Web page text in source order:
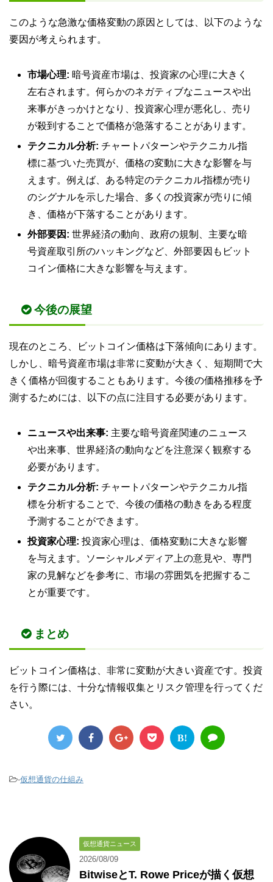
このような急激な価格変動の原因としては、以下のような
要因が考えられます。
市場心理: 暗号資産市場は、投資家の心理に大きく
左右されます。何らかのネガティブなニュースや出
来事がきっかけとなり、投資家心理が悪化し、売り
が殺到することで価格が急落することがあります。
テクニカル分析: チャートパターンやテクニカル指
標に基づいた売買が、価格の変動に大きな影響を与
えます。例えば、ある特定のテクニカル指標が売り
のシグナルを示した場合、多くの投資家が売りに傾
き、価格が下落することがあります。
外部要因: 世界経済の動向、政府の規制、主要な暗
号資産取引所のハッキングなど、外部要因もビット
コイン価格に大きな影響を与えます。
今後の展望
現在のところ、ビットコイン価格は下落傾向にあります。
しかし、暗号資産市場は非常に変動が大きく、短期間で大
きく価格が回復することもあります。今後の価格推移を予
測するためには、以下の点に注目する必要があります。
ニュースや出来事: 主要な暗号資産関連のニュース
や出来事、世界経済の動向などを注意深く観察する
必要があります。
テクニカル分析: チャートパターンやテクニカル指
標を分析することで、今後の価格の動きをある程度
予測することができます。
投資家心理: 投資家心理は、価格変動に大きな影響
を与えます。ソーシャルメディア上の意見や、専門
家の見解などを参考に、市場の雰囲気を把握するこ
とが重要です。
まとめ
ビットコイン価格は、非常に変動が大きい資産です。投資
を行う際には、十分な情報収集とリスク管理を行ってくだ
さい。
B!
-仮想通貨の仕組み
仮想通貨ニュース
2026/08/09
BitwiseとT. Rowe Priceが描く仮想